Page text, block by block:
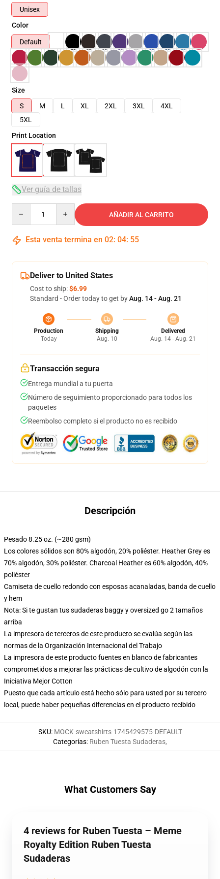
Unisex
Color
Default
Size
S
M L XL 2XL 3XL
4XL
5XL
Print Location
Ver guía de tallas
AÑADIR AL CARRITO
Esta venta termina en 02: 04: 54
Deliver to United States
Cost to ship:$6.99
Standard - Order today to get byAug. 14 - Aug. 21
Production
Today
Shipping
Aug. 10
Delivered
Aug. 14 - Aug. 21
Transacción segura
Entrega mundial a tu puerta
Número de seguimiento proporcionado para todos los
paquetes
Reembolso completo si el producto no es recibido
Descripción
Pesado 8.25 oz. (~280 gsm)
Los colores sólidos son 80% algodón, 20% poliéster. Heather Grey es
70% algodón, 30% poliéster. Charcoal Heather es 60% algodón, 40%
poliéster
Camiseta de cuello redondo con esposas acanaladas, banda de cuello
y hem
Nota: Si te gustan tus sudaderas baggy y oversized go 2 tamaños
arriba
La impresora de terceros de este producto se evalúa según las
normas de la Organización Internacional del Trabajo
La impresora de este producto fuentes en blanco de fabricantes
comprometidos a mejorar las prácticas de cultivo de algodón con la
Iniciativa Mejor Cotton
Puesto que cada artículo está hecho sólo para usted por su tercero
local, puede haber pequeñas diferencias en el producto recibido
SKU: MOCK-sweatshirts-1745429575-DEFAULT
Categorías: Ruben Tuesta Sudaderas,
What Customers Say
4 reviews for Ruben Tuesta – Meme
Royalty Edition Ruben Tuesta
Sudaderas